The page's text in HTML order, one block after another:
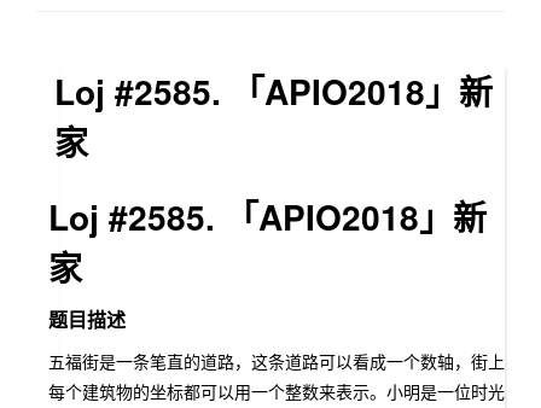
Loj #2585. 「APIO2018」新
家
Loj #2585. 「APIO2018」新
家
题目描述
五福街是一条笔直的道路，这条道路可以看成一个数轴，街上
每个建筑物的坐标都可以用一个整数来表示。小明是一位时光